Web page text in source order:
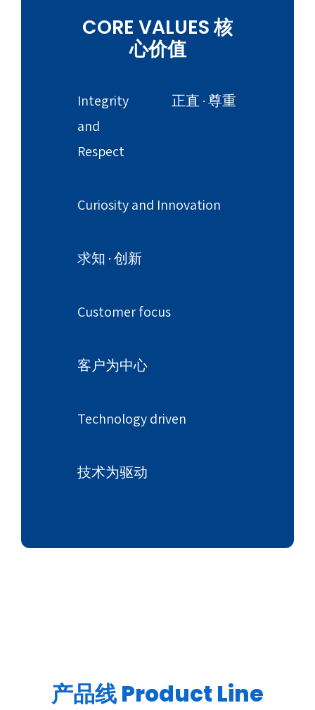
CORE VALUES 核
心价值
Integrity
and
Respect
正直 · 尊重
Curiosity and Innovation
求知 · 创新
Customer focus
客户为中心
Technology driven
技术为驱动
产品线 Product Line